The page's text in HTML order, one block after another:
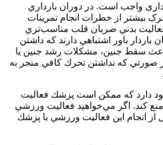
واجب است. در دوران بارداري
بیشتر از خطرات انجام تمرینات
بدني ضربان قلب مناسب‌تري
باردار باور اشتباهي دارند كه داشتن
سقط جنین، مشکلات رشد جنین یا
كه نداشتن تحرك كافي منجر به
دارد که ممکن است پزشك فعالیت
منع کند. اگر مي‌خواهيد فعاليت ورزشي
از انجام اين فعاليت ورزشي با پزشك